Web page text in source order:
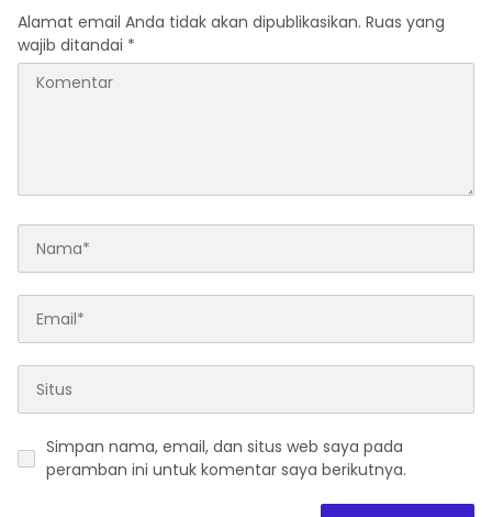
Alamat email Anda tidak akan dipublikasikan. Ruas yang
wajib ditandai *
Simpan nama, email, dan situs web saya pada
peramban ini untuk komentar saya berikutnya.